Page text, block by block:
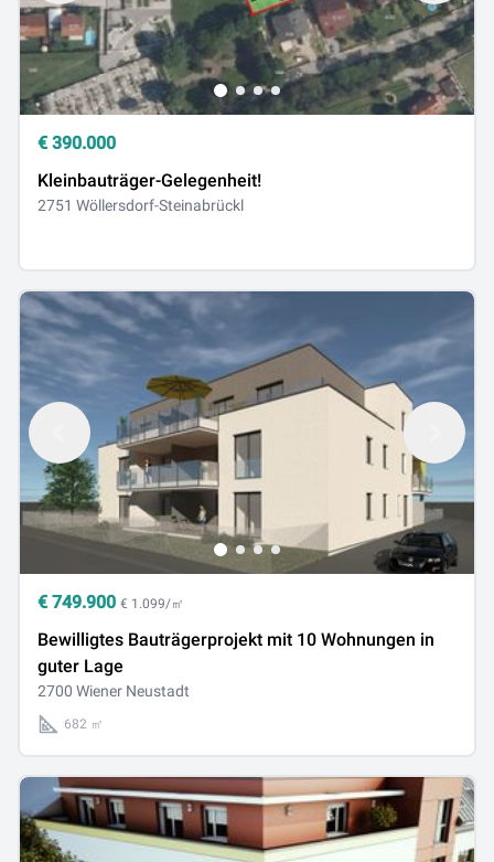
€ 390.000
Kleinbauträger-Gelegenheit!
2751 Wöllersdorf-Steinabrückl
€ 749.900 € 1.099/㎡
Bewilligtes Bauträgerprojekt mit 10 Wohnungen in
guter Lage
2700 Wiener Neustadt
682 ㎡